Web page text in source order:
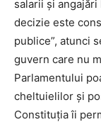
salarii şi
decizie este
publice”, atunci
guvern care nu
Parlamentului
cheltuielilor şi
Constituţia îi